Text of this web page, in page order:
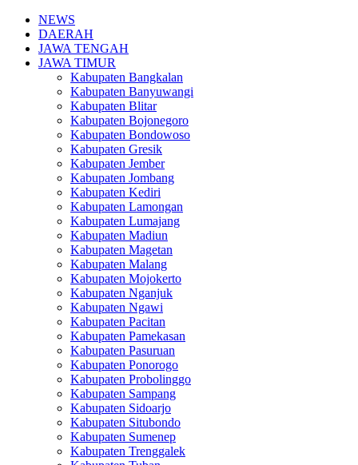
NEWS
DAERAH
JAWA TENGAH
JAWA TIMUR
Kabupaten Bangkalan
Kabupaten Banyuwangi
Kabupaten Blitar
Kabupaten Bojonegoro
Kabupaten Bondowoso
Kabupaten Gresik
Kabupaten Jember
Kabupaten Jombang
Kabupaten Kediri
Kabupaten Lamongan
Kabupaten Lumajang
Kabupaten Madiun
Kabupaten Magetan
Kabupaten Malang
Kabupaten Mojokerto
Kabupaten Nganjuk
Kabupaten Ngawi
Kabupaten Pacitan
Kabupaten Pamekasan
Kabupaten Pasuruan
Kabupaten Ponorogo
Kabupaten Probolinggo
Kabupaten Sampang
Kabupaten Sidoarjo
Kabupaten Situbondo
Kabupaten Sumenep
Kabupaten Trenggalek